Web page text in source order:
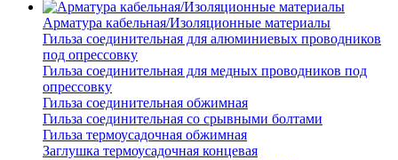
Арматура кабельная/Изоляционные материалы
Гильза соединительная для алюминиевых проводников
под опрессовку
Гильза соединительная для медных проводников под
опрессовку
Гильза соединительная обжимная
Гильза соединительная со срывными болтами
Гильза термоусадочная обжимная
Заглушка термоусадочная концевая